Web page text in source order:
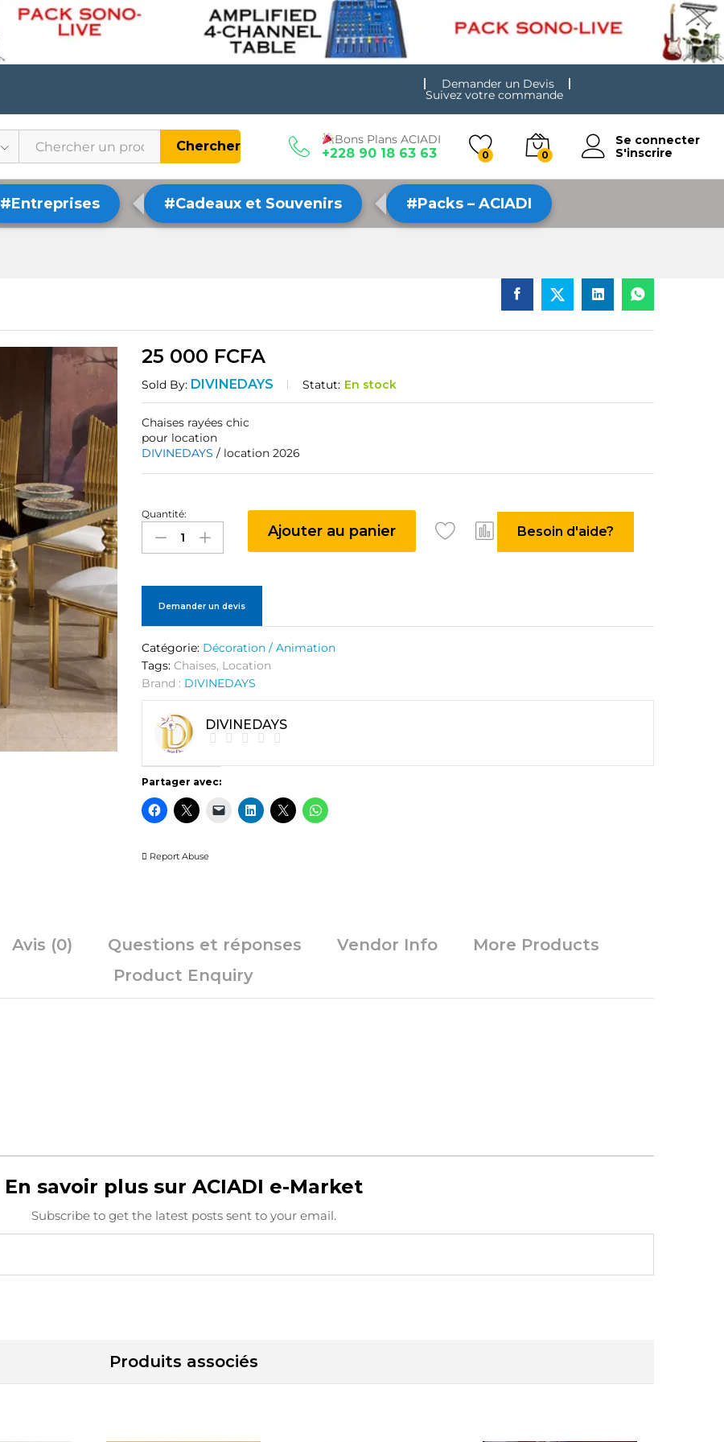
Demander un Devis
Suivez votre commande
Chercher Bons Plans ACIADI
+228 90 18 63 63 0 0
Se connecter
S'inscrire
#Entreprises #Cadeaux et Souvenirs #Packs – ACIADI
25 000 FCFA
Sold By: DIVINEDAYS Statut: En stock
Chaises rayées chic
pour location
DIVINEDAYS/ location 2026
Chaises
rayées
chic
Quantité:
Ajouter au panier Besoin d'aide?
Demander un devis
Catégorie: Décoration / Animation
Tags: Chaises, Location
Brand : DIVINEDAYS
DIVINEDAYS
Partager avec:
Report Abuse
Avis (0) Questions et réponses Vendor Info
More Products
Product Enquiry
En savoir plus sur ACIADI e-Market
Subscribe to get the latest posts sent to your email.
Produits associés